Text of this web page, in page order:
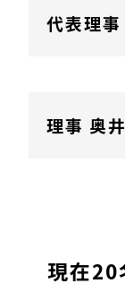
代表理
理事 奥
現在20